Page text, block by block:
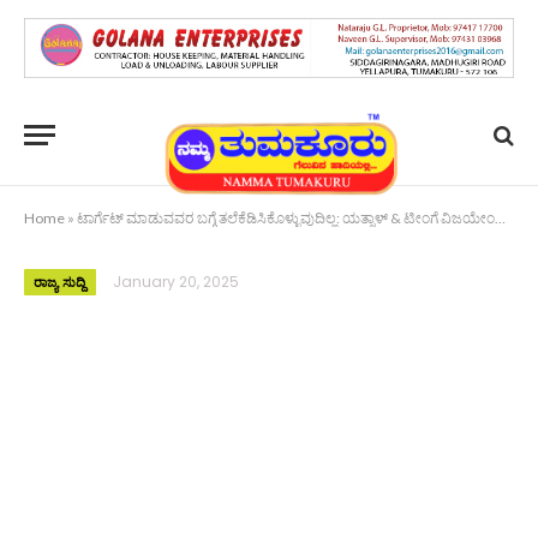
Home » ಟಾರ್ಗೆಟ್ ಮಾಡುವವರ ಬಗ್ಗೆ ತಲೆಕೆಡಿಸಿಕೊಳ್ಳುವುದಿಲ್ಲ: ಯತ್ನಾಳ್ & ಟೀಂಗೆ ವಿಜಯೇಂದ್ರ ತಿರುಗೇಟು
ರಾಜ್ಯ ಸುದ್ದಿ January 20, 2025